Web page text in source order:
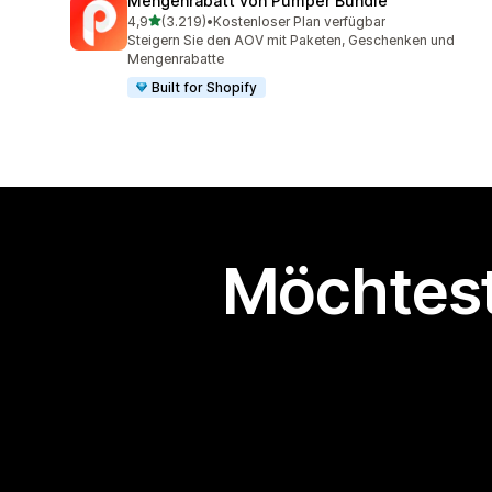
4,9von 5 Sternen
(3.219)
3219 Rezensionen insgesamt
•Kostenloser Plan verfügbar
Steigern Sie den AOV mit Paketen, Geschenken und
Mengenrabatte
Built for Shopify